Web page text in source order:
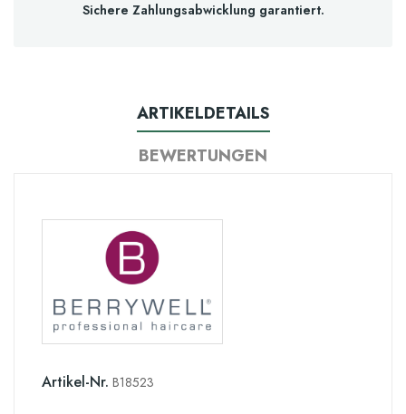
Sichere Zahlungsabwicklung garantiert.
ARTIKELDETAILS
BEWERTUNGEN
Artikel-Nr. B18523